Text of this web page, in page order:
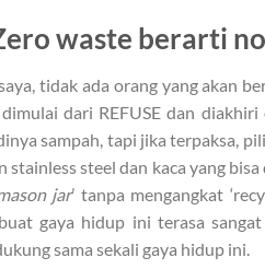
waste berarti
tidak ada orang yang akan
dari REFUSE dan
sampah, tapi jika terpaksa,
stainless steel dan kaca yang
jar’ tanpa mengangkat
gaya hidup ini terasa
sama sekali gaya hidup ini.